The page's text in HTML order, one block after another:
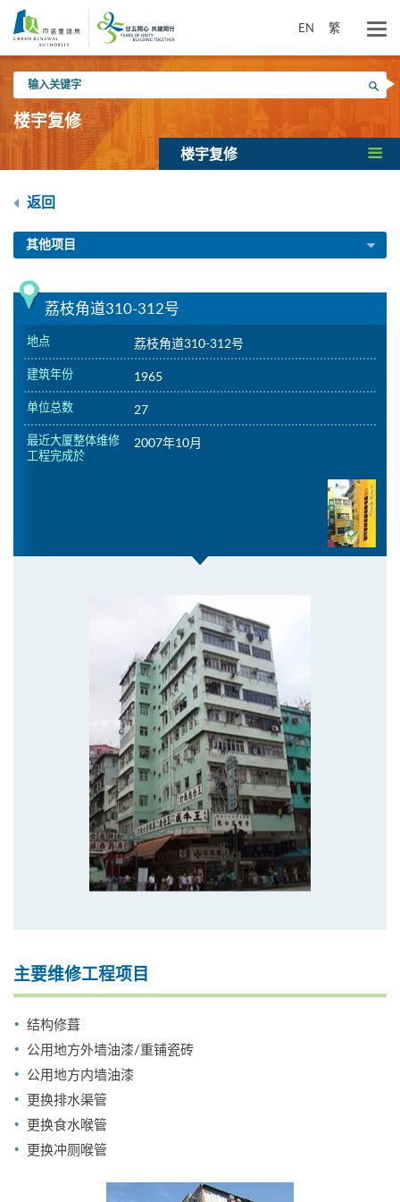
内
EN 繁
入
关
键
搜寻
楼宇复修
楼宇复修
返回
其他项目
荔枝角道310-312号
地点 荔枝角道310-312号
建筑年份 1965
单位总数 27
最近大厦整体维修
工程完成於
2007年10月
主要维修工程项目
结构修葺
公用地方外墙油漆/重铺瓷砖
公用地方内墙油漆
更换排水渠管
更换食水喉管
更换冲厕喉管